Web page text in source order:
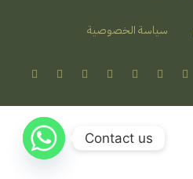
سياسة الخصوصية
Contact us